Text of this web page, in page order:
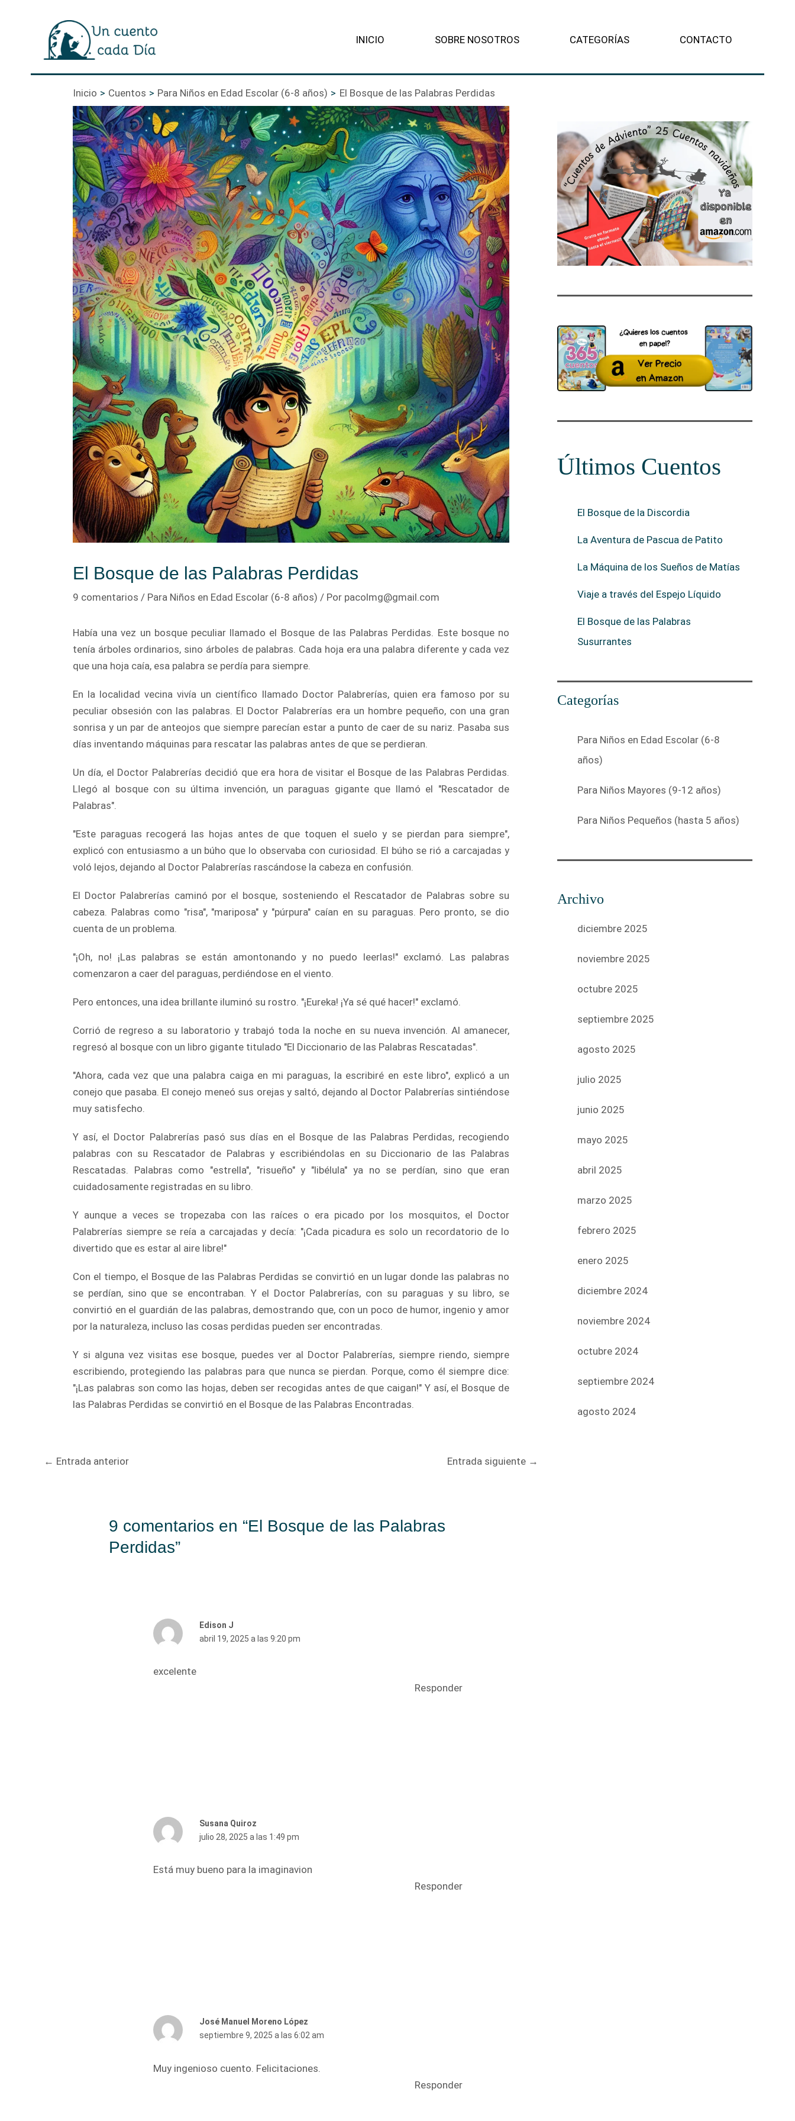
INICIO SOBRE NOSOTROS CATEGORÍAS CONTACTO
Inicio Cuentos Para Niños en Edad Escolar (6-8 años) El Bosque de las Palabras Perdidas
El Bosque de las Palabras Perdidas
9 comentarios / Para Niños en Edad Escolar (6-8 años) / Por pacolmg@gmail.com
Había una vez un bosque peculiar llamado el Bosque de las Palabras Perdidas. Este bosque no
tenía árboles ordinarios, sino árboles de palabras. Cada hoja era una palabra diferente y cada vez
que una hoja caía, esa palabra se perdía para siempre.
En la localidad vecina vivía un científico llamado Doctor Palabrerías, quien era famoso por su
peculiar obsesión con las palabras. El Doctor Palabrerías era un hombre pequeño, con una gran
sonrisa y un par de anteojos que siempre parecían estar a punto de caer de su nariz. Pasaba sus
días inventando máquinas para rescatar las palabras antes de que se perdieran.
Un día, el Doctor Palabrerías decidió que era hora de visitar el Bosque de las Palabras Perdidas.
Llegó al bosque con su última invención, un paraguas gigante que llamó el "Rescatador de
Palabras".
"Este paraguas recogerá las hojas antes de que toquen el suelo y se pierdan para siempre",
explicó con entusiasmo a un búho que lo observaba con curiosidad. El búho se rió a carcajadas y
voló lejos, dejando al Doctor Palabrerías rascándose la cabeza en confusión.
El Doctor Palabrerías caminó por el bosque, sosteniendo el Rescatador de Palabras sobre su
cabeza. Palabras como "risa", "mariposa" y "púrpura" caían en su paraguas. Pero pronto, se dio
cuenta de un problema.
"¡Oh, no! ¡Las palabras se están amontonando y no puedo leerlas!" exclamó. Las palabras
comenzaron a caer del paraguas, perdiéndose en el viento.
Pero entonces, una idea brillante iluminó su rostro. "¡Eureka! ¡Ya sé qué hacer!" exclamó.
Corrió de regreso a su laboratorio y trabajó toda la noche en su nueva invención. Al amanecer,
regresó al bosque con un libro gigante titulado "El Diccionario de las Palabras Rescatadas".
"Ahora, cada vez que una palabra caiga en mi paraguas, la escribiré en este libro", explicó a un
conejo que pasaba. El conejo meneó sus orejas y saltó, dejando al Doctor Palabrerías sintiéndose
muy satisfecho.
Y así, el Doctor Palabrerías pasó sus días en el Bosque de las Palabras Perdidas, recogiendo
palabras con su Rescatador de Palabras y escribiéndolas en su Diccionario de las Palabras
Rescatadas. Palabras como "estrella", "risueño" y "libélula" ya no se perdían, sino que eran
cuidadosamente registradas en su libro.
Y aunque a veces se tropezaba con las raíces o era picado por los mosquitos, el Doctor
Palabrerías siempre se reía a carcajadas y decía: "¡Cada picadura es solo un recordatorio de lo
divertido que es estar al aire libre!"
Con el tiempo, el Bosque de las Palabras Perdidas se convirtió en un lugar donde las palabras no
se perdían, sino que se encontraban. Y el Doctor Palabrerías, con su paraguas y su libro, se
convirtió en el guardián de las palabras, demostrando que, con un poco de humor, ingenio y amor
por la naturaleza, incluso las cosas perdidas pueden ser encontradas.
Y si alguna vez visitas ese bosque, puedes ver al Doctor Palabrerías, siempre riendo, siempre
escribiendo, protegiendo las palabras para que nunca se pierdan. Porque, como él siempre dice:
"¡Las palabras son como las hojas, deben ser recogidas antes de que caigan!" Y así, el Bosque de
las Palabras Perdidas se convirtió en el Bosque de las Palabras Encontradas.
Navegación
← Entrada anterior Entrada siguiente →
9 comentarios en “El Bosque de las Palabras
Perdidas”
Edison J
abril 19, 2025 a las 9:20 pm
excelente
Responder
Susana Quiroz
julio 28, 2025 a las 1:49 pm
Está muy bueno para la imaginavion
Responder
José Manuel Moreno López
septiembre 9, 2025 a las 6:02 am
Muy ingenioso cuento. Felicitaciones.
Responder
Últimos Cuentos
El Bosque de la Discordia
La Aventura de Pascua de Patito
La Máquina de los Sueños de Matías
Viaje a través del Espejo Líquido
El Bosque de las Palabras
Susurrantes
Categorías
Para Niños en Edad Escolar (6-8
años)
Para Niños Mayores (9-12 años)
Para Niños Pequeños (hasta 5 años)
Archivo
diciembre 2025
noviembre 2025
octubre 2025
septiembre 2025
agosto 2025
julio 2025
junio 2025
mayo 2025
abril 2025
marzo 2025
febrero 2025
enero 2025
diciembre 2024
noviembre 2024
octubre 2024
septiembre 2024
agosto 2024